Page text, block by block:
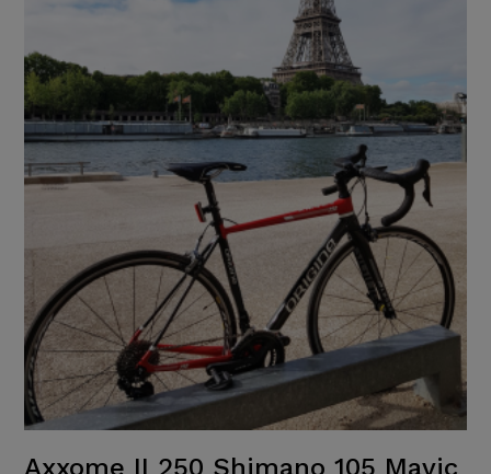
Axxome II 250 Shimano 105 Mavic